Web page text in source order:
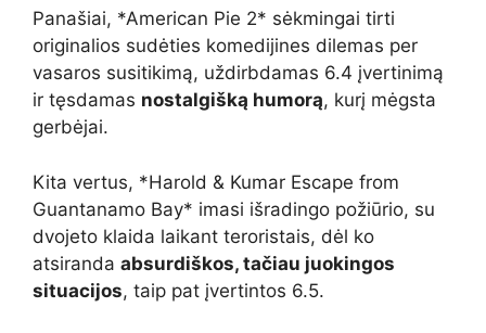
Panašiai, *American Pie 2* sėkmingai tirti
originalios sudėties komedijines dilemas per
vasaros susitikimą, uždirbdamas 6.4 įvertinimą
ir tęsdamas nostalgišką humorą, kurį mėgsta
gerbėjai.
Kita vertus, *Harold & Kumar Escape from
Guantanamo Bay* imasi išradingo požiūrio, su
dvojeto klaida laikant teroristais, dėl ko
atsiranda absurdiškos, tačiau juokingos
situacijos, taip pat įvertintos 6.5.